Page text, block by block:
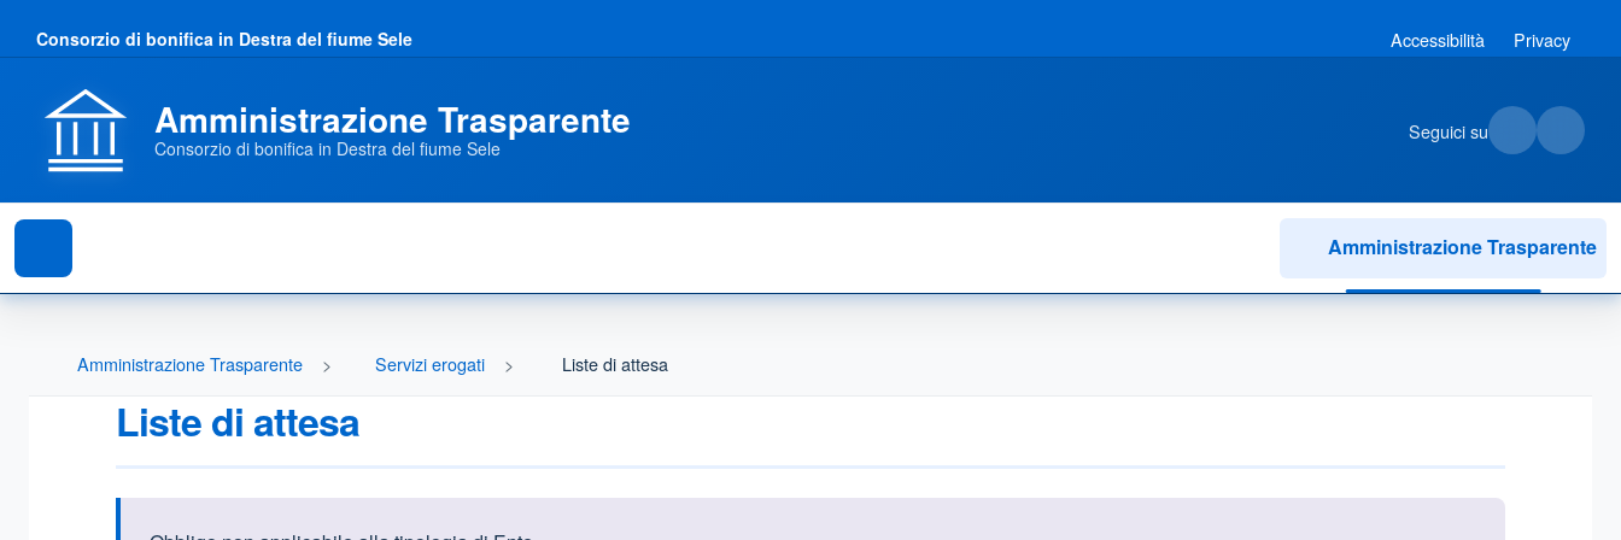
Consorzio di bonifica in Destra del fiume Sele Accessibilità Privacy
Amministrazione Trasparente
Consorzio di bonifica in Destra del fiume Sele
Seguici su
Amministrazione Trasparente
Amministrazione Trasparente Servizi erogati Liste di attesa
Liste di attesa